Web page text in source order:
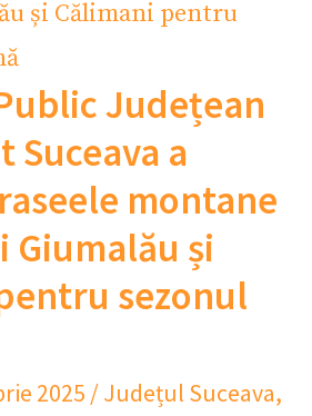
Județean
Suceava a
montane
și
sezonul
2025 /Județul Suceava,